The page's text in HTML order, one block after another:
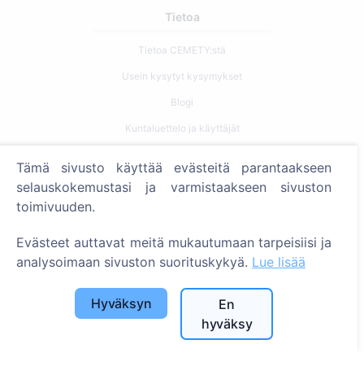
Tietoa
Tietoa CEMETY:stä
Usein kysytyt kysymykset
Blogi
Kuntaluettelo ja käyttäjät
Maksukäytäntö
Haku
Etsi hautausmaita
Palvelut
Tämä sivusto käyttää evästeitä parantaakseen
selauskokemustasi ja varmistaakseen sivuston
toimivuuden.
Evästeet auttavat meitä mukautumaan tarpeisiisi ja
analysoimaan sivuston suorituskykyä. Lue lisää
Hyväksyn
En
hyväksy